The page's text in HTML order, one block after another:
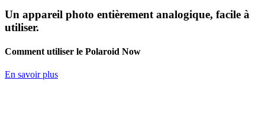
Un appareil photo entièrement analogique, facile à
utiliser.
Comment utiliser le Polaroid Now
En savoir plus